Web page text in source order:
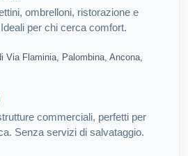
ombrelloni, ristorazione e
per chi cerca comfort.
Via Flaminia, Palombina, Ancona,
commerciali, perfetti per
Senza servizi di salvataggio.